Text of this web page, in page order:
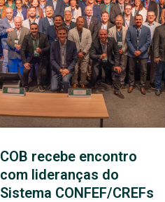
COB recebe encontro
com lideranças do
Sistema CONFEF/CREFs